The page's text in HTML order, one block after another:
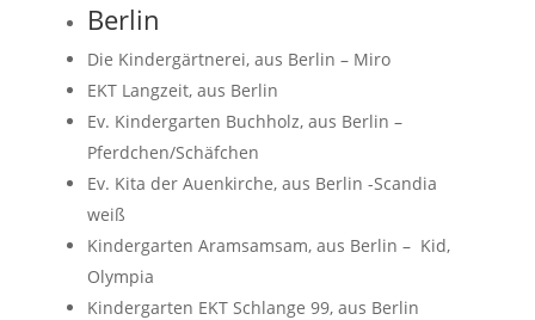
Berlin
Die Kindergärtnerei, aus Berlin – Miro
EKT Langzeit, aus Berlin
Ev. Kindergarten Buchholz, aus Berlin –
Pferdchen/Schäfchen
Ev. Kita der Auenkirche, aus Berlin -Scandia
weiß
Kindergarten Aramsamsam, aus Berlin – Kid,
Olympia
Kindergarten EKT Schlange 99, aus Berlin